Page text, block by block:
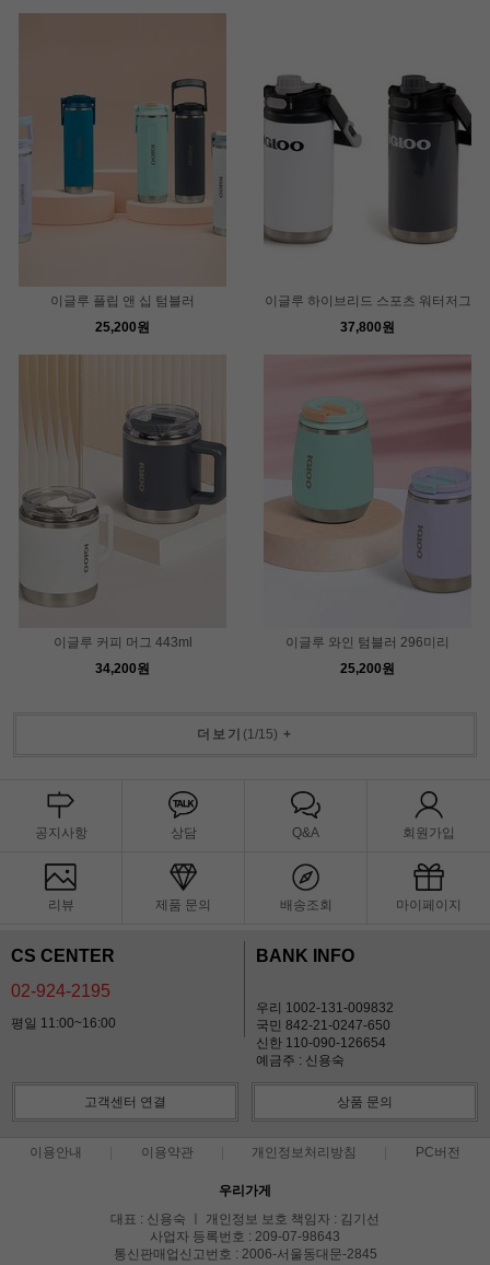
이글루 플립 앤 십 텀블러
25,200원
이글루 하이브리드 스포츠 워터저그
37,800원
이글루 커피 머그 443ml
34,200원
이글루 와인 텀블러 296미리
25,200원
더보기 (1 /15) +
공지사항 상담 Q&A 회원가입
리뷰 제품 문의 배송조회 마이페이지
CS CENTER
02-924-2195
평일 11:00~16:00
BANK INFO
우리 1002-131-009832
국민 842-21-0247-650
신한 110-090-126654
예금주 : 신용숙
고객센터 연결 상품 문의
이용안내 이용약관 개인정보처리방침 PC버전
우리가게
대표 : 신용숙 ㅣ 개인정보 보호 책임자 : 김기선
사업자 등록번호 : 209-07-98643
통신판매업신고번호 : 2006-서울동대문-2845